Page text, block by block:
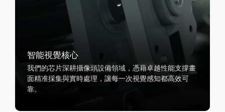
智能視覺核心
我們的芯片深耕攝像頭設備領域，憑藉卓越性能支撐畫
面精准採集與實時處理，讓每一次視覺感知都高效可
靠。